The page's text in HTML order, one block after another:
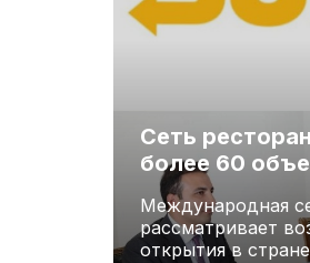
Сеть
более 60
Международная
рассматривает
открытия в